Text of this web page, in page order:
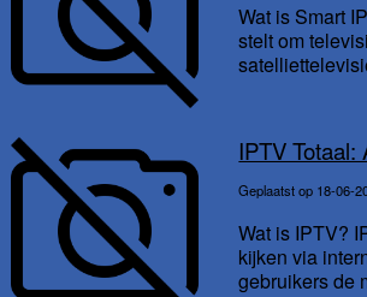
Wat is Smart
stelt om
IPTV
Geplaatst op 18-06-
Wat is IPTV?
kijken via
gebruikers de